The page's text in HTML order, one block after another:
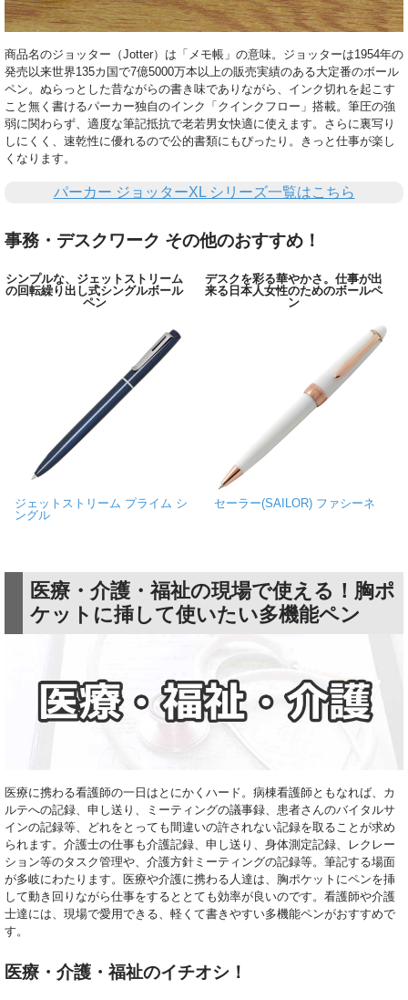
商品名のジョッター（Jotter）は「メモ帳」の意味。ジョッターは1954年の
発売以来世界135カ国で7億5000万本以上の販売実績のある大定番のボール
ペン。ぬらっとした昔ながらの書き味でありながら、インク切れを起こす
こと無く書けるパーカー独自のインク「クインクフロー」搭載。筆圧の強
弱に関わらず、適度な筆記抵抗で老若男女快適に使えます。さらに裏写り
しにくく、速乾性に優れるので公的書類にもぴったり。きっと仕事が楽し
くなります。
パーカー ジョッターXL シリーズ一覧はこちら
事務・デスクワーク その他のおすすめ！
シンプルな、ジェットストリーム
の回転繰り出し式シングルボール
ペン
ジェットストリーム プライム シ
ングル
デスクを彩る華やかさ。仕事が出
来る日本人女性のためのボールペ
ン
セーラー(SAILOR) ファシーネ
医療・介護・福祉の現場で使える！胸ポ
ケットに挿して使いたい多機能ペン
医療に携わる看護師の一日はとにかくハード。病棟看護師ともなれば、カ
ルテへの記録、申し送り、ミーティングの議事録、患者さんのバイタルサ
インの記録等、どれをとっても間違いの許されない記録を取ることが求め
られます。介護士の仕事も介護記録、申し送り、身体測定記録、レクレー
ション等のタスク管理や、介護方針ミーティングの記録等。筆記する場面
が多岐にわたります。医療や介護に携わる人達は、胸ポケットにペンを挿
して動き回りながら仕事をするととても効率が良いのです。看護師や介護
士達には、現場で愛用できる、軽くて書きやすい多機能ペンがおすすめで
す。
医療・介護・福祉のイチオシ！